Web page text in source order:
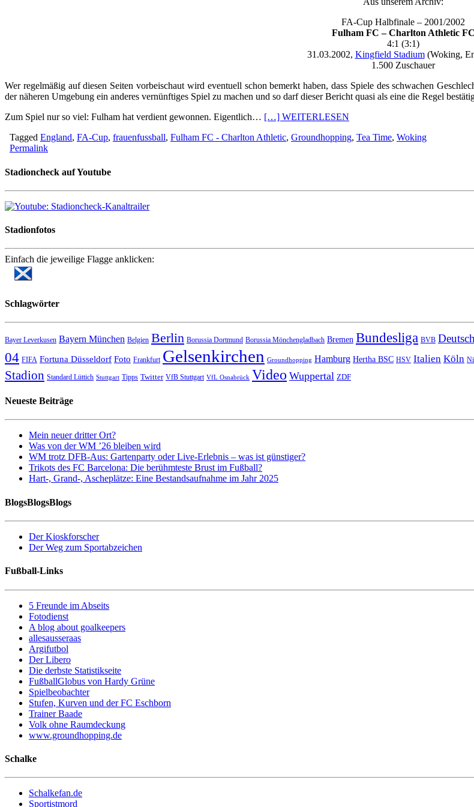
FA-Cup Halbfinale – 2001/2002
Fulham FC – Charlton Athletic FC
4:1 (3:1)
31.03.2002, Kingfield Stadium(Woking,
1.500 Zuschauer
Wer regelmäßig auf diesen Seiten vorbeischaut wird eventuell schon bemerkt haben, dass Spiele des schwachen
der näheren Umgebung ein anderes vernünftiges Spiel zu machen und so darf dieser Bericht quasi als eine die Regel
Zum Spiel nur so viel: Fulham hat verdient gewonnen. Eigentlich… […] WEITERLESEN
Tagged England, FA-Cup, frauenfussball, Fulham FC - Charlton Athletic, Groundhopping, Tea Time, Woking
Permalink
Stadioncheck auf Youtube
Stadionfotos
Einfach die jeweilige Flagge anklicken:
Schlagwörter
Bayer Leverkusen Bayern München Belgien Berlin Borussia Dortmund Borussia Mönchengladbach Bremen Bundesliga BVB
04 FIFA Fortuna Düsseldorf Foto Frankfurt Gelsenkirchen Groundhopping Hamburg Hertha BSC HSV Italien Köln
Stadion Standard Lüttich Stuttgart Tipps Twitter VfB Stuttgart VfL Osnabrück Video Wuppertal ZDF
Neueste Beiträge
Mein neuer dritter Ort?
Was von der WM ’26 bleiben wird
WM trotz DFB-Aus: Gartenparty oder Live-Erlebnis – was ist günstiger?
Trikots des FC Barcelona: Die berühmteste Brust im Fußball?
Hart-, Grand-, Ascheplätze: Eine Bestandsaufnahme im Jahr 2025
BlogsBlogsBlogs
Der Kioskforscher
Der Weg zum Sportabzeichen
Fußball-Links
5 Freunde im Abseits
Fotodienst
A blog about goalkeepers
allesausseraas
Argifutbol
Der Libero
Die derbste Statistikseite
FußballGlobus von Hardy Grüne
Spielbeobachter
Stufen, Kurven und der FC Eschborn
Trainer Baade
Volk ohne Raumdeckung
www.groundhopping.de
Schalke
Schalkefan.de
Sportistmord